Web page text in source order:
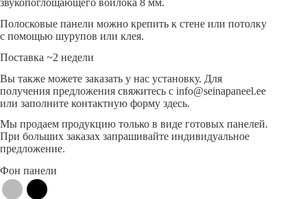
звукопоглощающего войлока 8 мм.
Полосковые панели можно крепить к стене или потолку
с помощью шурупов или клея.
Поставка ~2 недели
Вы также можете заказать у нас установку. Для
получения предложения свяжитесь с info@seinapaneel.ee
или заполните контактную форму здесь.
Мы продаем продукцию только в виде готовых панелей.
При больших заказах запрашивайте индивидуальное
предложение.
Фон панели